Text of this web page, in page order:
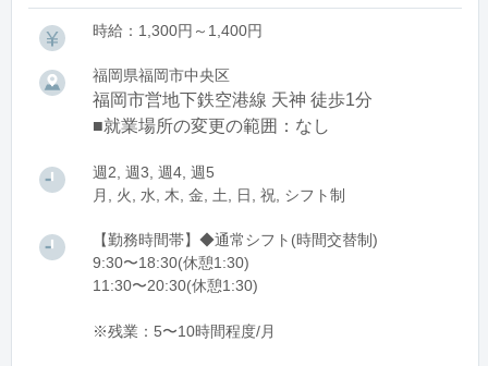
時給：1,300円～1,400円
福岡県福岡市中央区
福岡市営地下鉄空港線 天神 徒歩1分
■就業場所の変更の範囲：なし
週2, 週3, 週4, 週5
月, 火, 水, 木, 金, 土, 日, 祝, シフト制
【勤務時間帯】◆通常シフト(時間交替制)
9:30〜18:30(休憩1:30)
11:30〜20:30(休憩1:30)
※残業：5〜10時間程度/月